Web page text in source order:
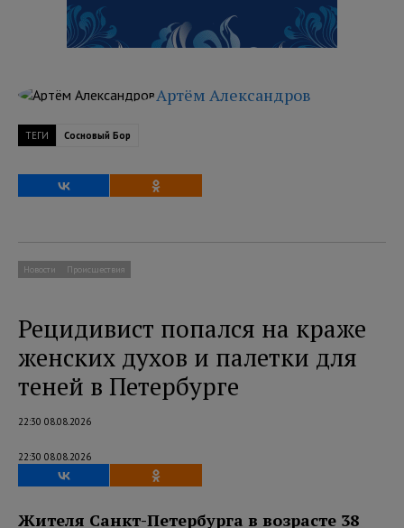
Артём Александров
ТЕГИ Сосновый Бор
Новости Происшествия
Рецидивист попался на краже
женских духов и палетки для
теней в Петербурге
22:30 08.08.2026
22:30 08.08.2026
Жителя Санкт-Петербурга в возрасте 38